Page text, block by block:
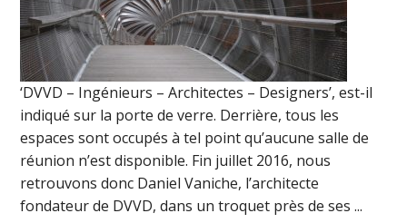
‘DVVD – Ingénieurs – Architectes – Designers’, est-il
indiqué sur la porte de verre. Derrière, tous les
espaces sont occupés à tel point qu’aucune salle de
réunion n’est disponible. Fin juillet 2016, nous
retrouvons donc Daniel Vaniche, l’architecte
fondateur de DVVD, dans un troquet près de ses ...